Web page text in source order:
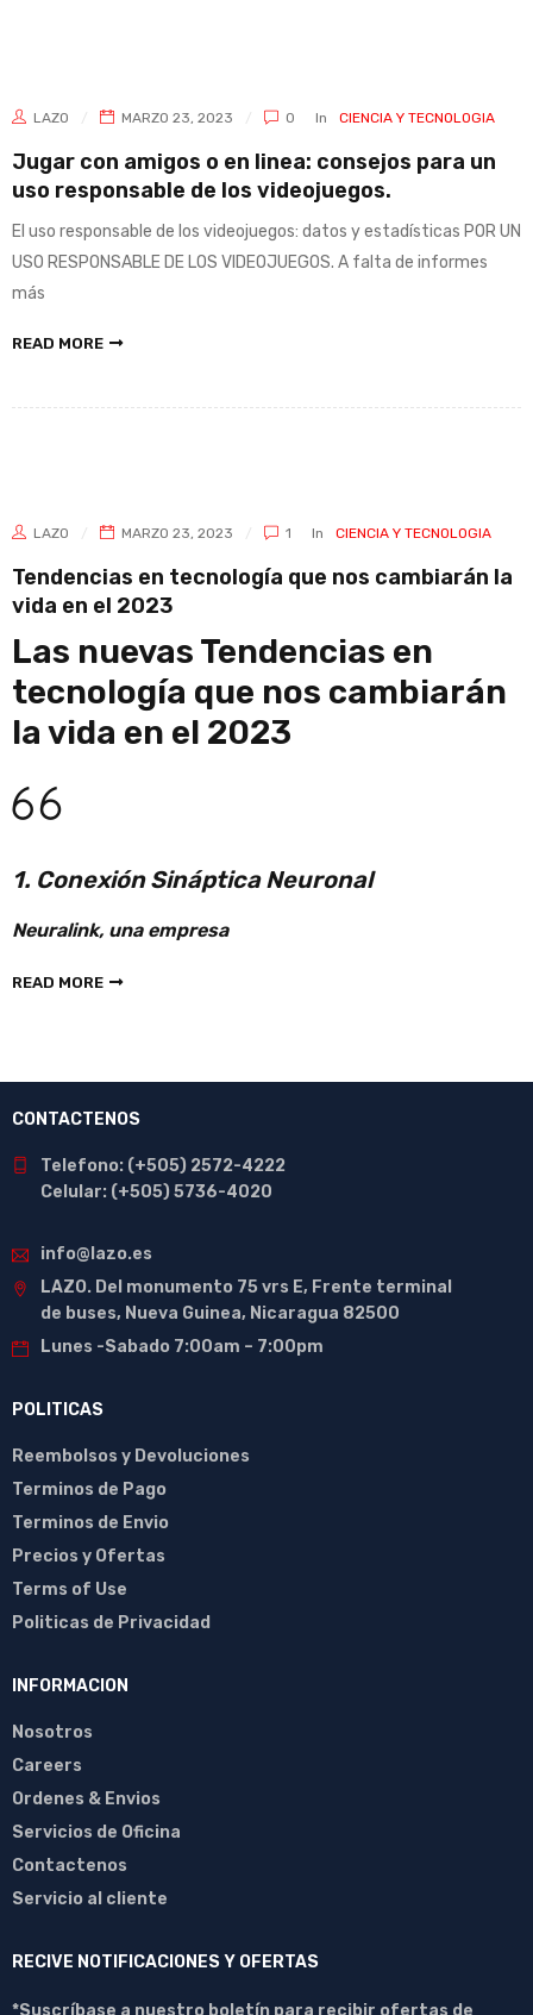
LAZO MARZO 23, 2023 0 In CIENCIA Y TECNOLOGIA
Jugar con amigos o en linea: consejos para un
uso responsable de los videojuegos.
El uso responsable de los videojuegos: datos y estadísticas POR UN
USO RESPONSABLE DE LOS VIDEOJUEGOS. A falta de informes
más
READ MORE
LAZO MARZO 23, 2023 1 In CIENCIA Y TECNOLOGIA
Tendencias en tecnología que nos cambiarán la
vida en el 2023
Las nuevas Tendencias en
tecnología que nos cambiarán
la vida en el 2023
1. Conexión Sináptica Neuronal
Neuralink, una empresa
READ MORE
CONTACTENOS
Telefono: (+505) 2572-4222
Celular: (+505) 5736-4020
info@lazo.es
LAZO. Del monumento 75 vrs E, Frente terminal
de buses, Nueva Guinea, Nicaragua 82500
Lunes -Sabado 7:00am – 7:00pm
POLITICAS
Reembolsos y Devoluciones
Terminos de Pago
Terminos de Envio
Precios y Ofertas
Terms of Use
Politicas de Privacidad
INFORMACION
Nosotros
Careers
Ordenes & Envios
Servicios de Oficina
Contactenos
Servicio al cliente
RECIVE NOTIFICACIONES Y OFERTAS